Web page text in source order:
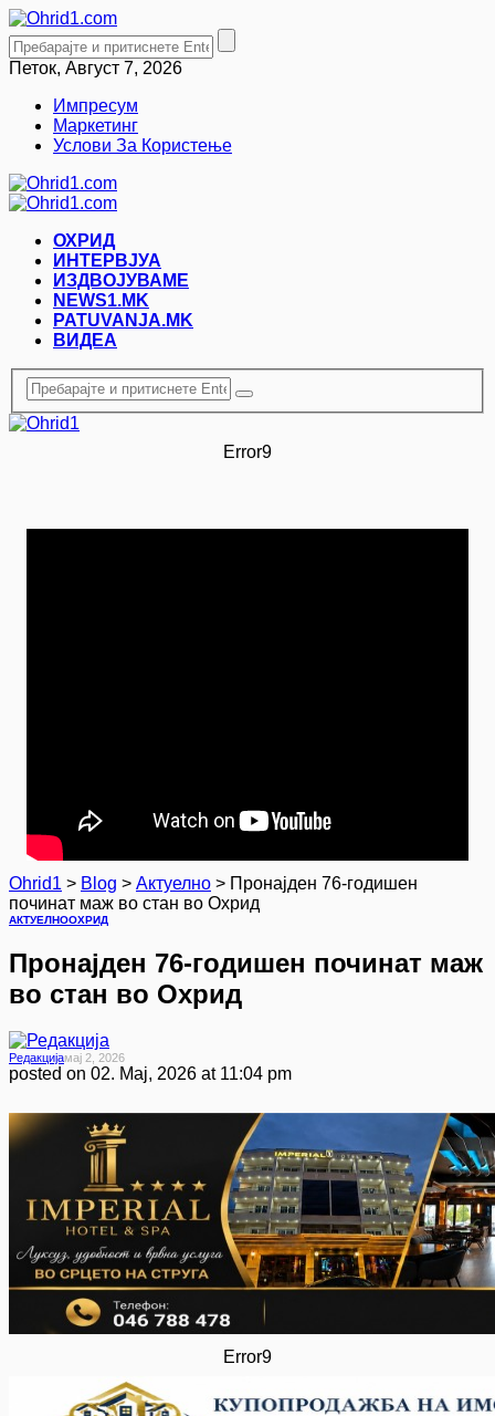
Петок, Август 7, 2026
Импресум
Маркетинг
Услови За Користење
ОХРИД
ИНТЕРВЈУА
ИЗДВОЈУВАМЕ
NEWS1.MK
PATUVANJA.MK
ВИДЕА
Error9
Ohrid1 > Blog > Актуелно > Пронајден 76-годишен
починат маж во стан во Охрид
АКТУЕЛНООХРИД
Пронајден 76-годишен починат маж
во стан во Охрид
РедакцијаМај 2, 2026
posted on 02. Мај, 2026 at 11:04 pm
Error9